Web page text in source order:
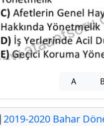
A
2019-2020 Bahar